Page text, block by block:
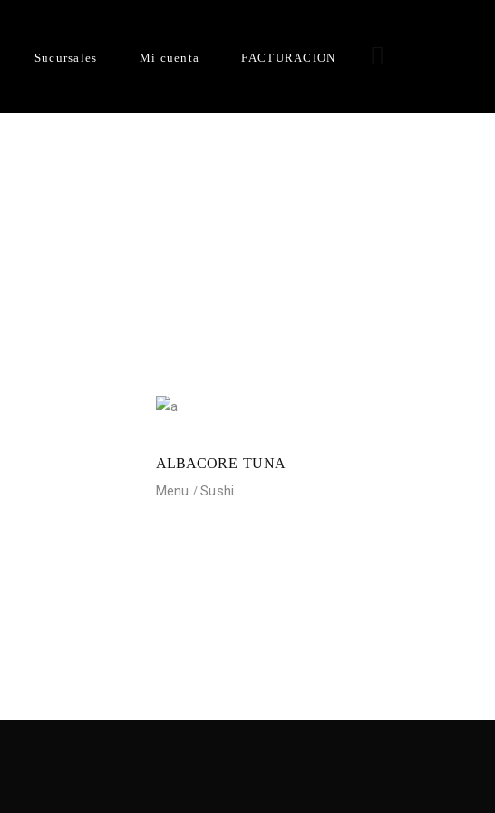
Sucursales Mi cuenta FACTURACION
ALBACORE TUNA
Menu Sushi